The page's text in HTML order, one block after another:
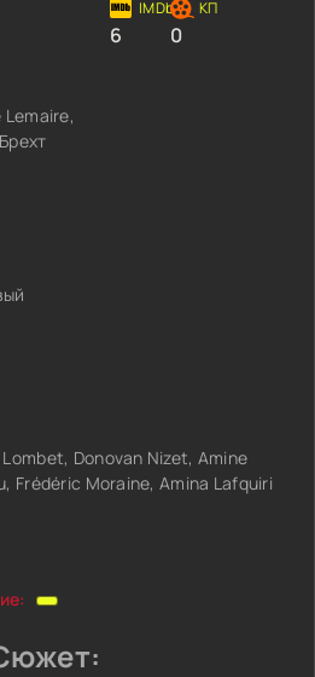
6 0
Donovan Nizet, Amine
Frédéric Moraine, Amina Lafquiri